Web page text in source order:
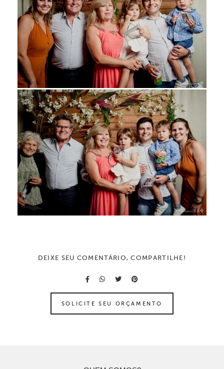
DEIXE SEU COMENTÁRIO, COMPARTILHE!
SOLICITE SEU ORÇAMENTO